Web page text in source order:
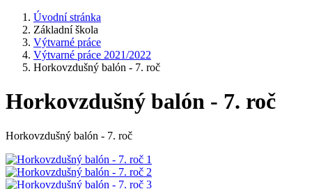
Úvodní stránka
Základní škola
Výtvarné práce
Výtvarné práce 2021/2022
Horkovzdušný balón - 7. roč
Horkovzdušný balón - 7. roč
Horkovzdušný balón - 7. roč